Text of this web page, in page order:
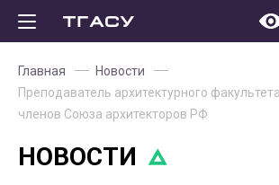
Главная
Новости
Преподаватель архитектурного
членов Союза архитекторов РФ
НОВОСТИ